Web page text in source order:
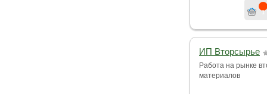
1
ИП Вторсырье
Работа на рынке
материалов